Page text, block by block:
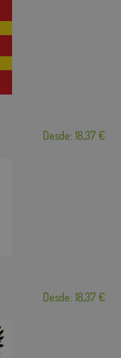
Desde: 18,37 €
Desde: 18,37 €